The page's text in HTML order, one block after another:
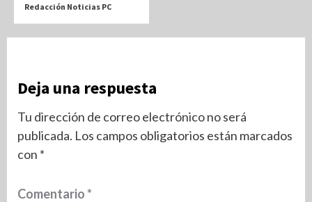
Redacción Noticias PC
Deja una respuesta
Tu dirección de correo electrónico no será
publicada. Los campos obligatorios están marcados
con *
Comentario*